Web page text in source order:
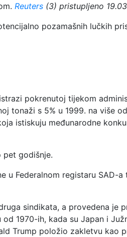
Reuters (3) pristupljeno
pozamašnih lučkih
pokrenutoj tijekom
tonaži s 5% u 1999. na više
istiskuju međunarodne
pet godišnje.
u Federalnom registaru SAD-a
sindikata, a provedena je
1970-ih, kada su Japan i
Trump položio zakletvu kao